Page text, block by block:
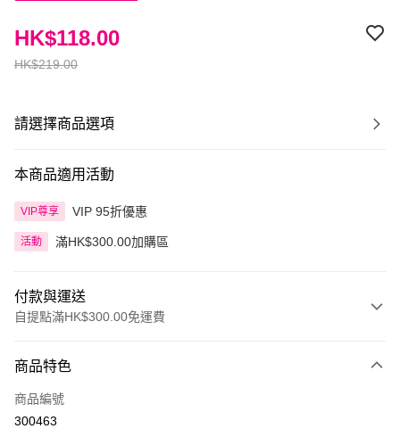
HK$219.00
HK$118.00
請選擇商品選項
本商品適用活動
VIP尊享 VIP 95折優惠
活動 滿HK$300.00加購區
付款與運送
自提點滿HK$300.00免運費
信用卡
Apple Pay
商品特色
商品編號
300463